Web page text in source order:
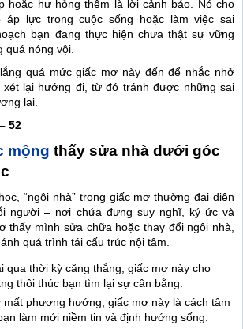
hoặc hư hỏng thêm là lời cảnh báo. Nó cho
áp lực trong cuộc sống hoặc làm việc sai
bạn đang thực hiện chưa thật sự vững
quá nóng vội.
quá mức giấc mơ này đến để nhắc nhở
xét lại hướng đi, từ đó tránh được những sai
lai.
52
mộng thấy sửa nhà dưới góc
“ngôi nhà” trong giấc mơ thường đại diện
người – nơi chứa đựng suy nghĩ, ký ức và
thấy mình sửa chữa hoặc thay đổi ngôi nhà,
quá trình tái cấu trúc nội tâm.
qua thời kỳ căng thẳng, giấc mơ này cho
thôi thúc bạn tìm lại sự cân bằng.
mất phương hướng, giấc mơ này là cách tâm
làm mới niềm tin và định hướng sống.